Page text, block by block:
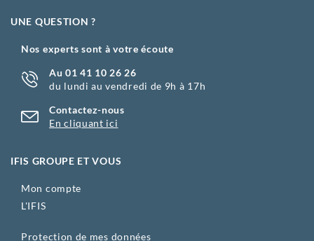
IFIS GROUPE ET VOUS
Mon compte
L'IFIS
Protection de mes données
UNE QUESTION ?
Nos experts sont à votre écoute
Au 01 41 10 26 26
du lundi au vendredi de 9h à 17h
Contactez-nous
En cliquant ici